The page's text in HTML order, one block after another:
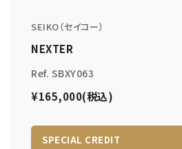
SEIKO（セイコー）
NEXTER
Ref. SBXY063
¥165,000(税込)
SPECIAL CREDIT